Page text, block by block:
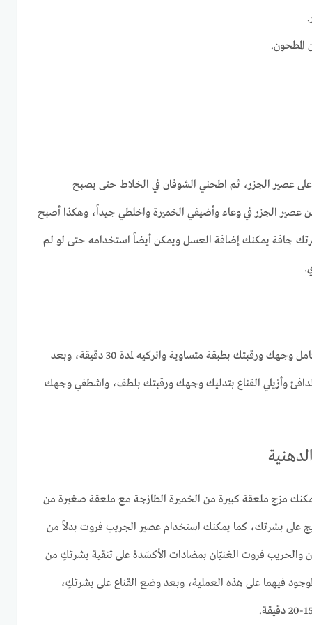
المطحون.
عصير الجزر، ثم اطحني الشوفان في الخلاط حتى يصبح
كبيرة من عصير الجزر في وعاء وأضيفي الخميرة واخلطي جيداً، وهكذا أصبح
جافة يمكنك إضافة العسل ويمكن أيضاً استخدامه حتى لو لم
ضعي قناع الوجه المنزلي هذا على كامل وجهك ورقبتك بطبقة متساوية واتركيه لمدة 30 دقيقة، وبعد
الدافئ وأزيلي القناع بتدليك وجهك ورقبتك بلطف، واشطفي وجهك
مزج ملعقة كبيرة من الخميرة الطازجة مع ملعقة صغيرة من
على بشرتك، كما يمكنك استخدام عصير الجريب فروت بدلاً من
والجريب فروت الغنيّان بمضادات الأكسَدة على تنقية بشرتكِ من
فيهما على هذه العملية، وبعد وضع القناع على بشرتكِ،